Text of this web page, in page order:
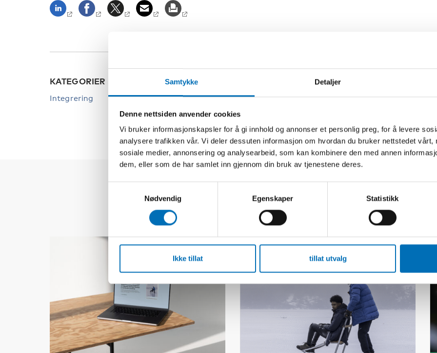
Samtykke Detaljer
Denne nettsiden anvender cookies
Vi bruker informasjonskapsler for å gi innhold og annonser et personlig preg, for å levere
analysere trafikken vår. Vi deler dessuten informasjon om hvordan du bruker nettstedet vårt,
sosiale medier, annonsering og analysearbeid, som kan kombinere den med annen
dem, eller som de har samlet inn gjennom din bruk av tjenestene deres.
Nødvendig
Egenskaper Statistikk
Ikke tillat tillat utvalg
KATEGORIER
Integrering
Relatert innhold